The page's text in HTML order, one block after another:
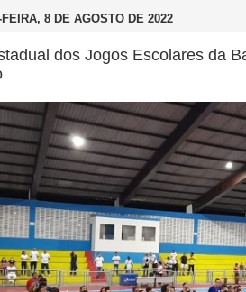
8 DE AGOSTO DE 2022
dos Jogos Escolares da